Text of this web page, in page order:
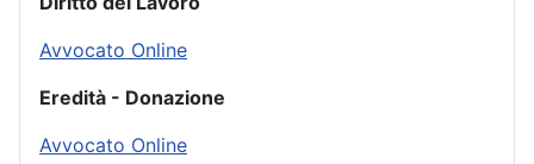
Avvocato Online
Eredità - Donazione
Avvocato Online